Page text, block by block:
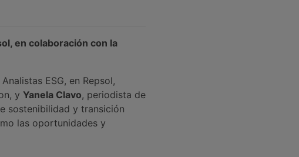
en colaboración con la
ESG, en Repsol,
y Yanela Clavo, periodista de
sostenibilidad y transición
las oportunidades y